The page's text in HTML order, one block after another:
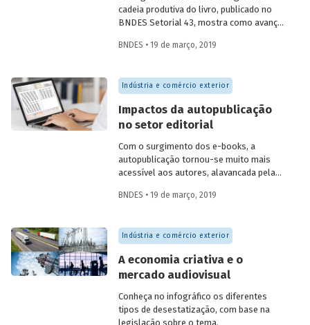
BNDES+Patrimônio Cultural, preparamos
um artigo para que você saiba mais sobre
cadeia produtiva do livro, publicado no
BNDES Setorial 43, mostra como avanços
mudanças na indústria do livro. Criamos
principais atores envolvidos na produção
do livro no Brasil, no intuito de auxiliar na
BNDES • 19 de março, 2019
Indústria e comércio exterior
Impactos da autopublicação
no setor editorial
Com o surgimento dos e-books, a
autopublicação tornou-se muito mais
acessível aos autores, alavancada pela
essa finalidade, como o Kindle Direct
(também da Amazon, destinado a
literatura, música e audiovisual) e o
setor editorial entrevistados para a
realização do artigo Tendências da era
digital na cadeia produtiva do livro,
publicado no BNDES Setorial 43, veem a
autopublicação como positiva do ponto
BNDES • 19 de março, 2019
Indústria e comércio exterior
A economia criativa e o
mercado audiovisual
Conheça no infográfico os diferentes
tipos de desestatização, com base na
legislação sobre o tema.